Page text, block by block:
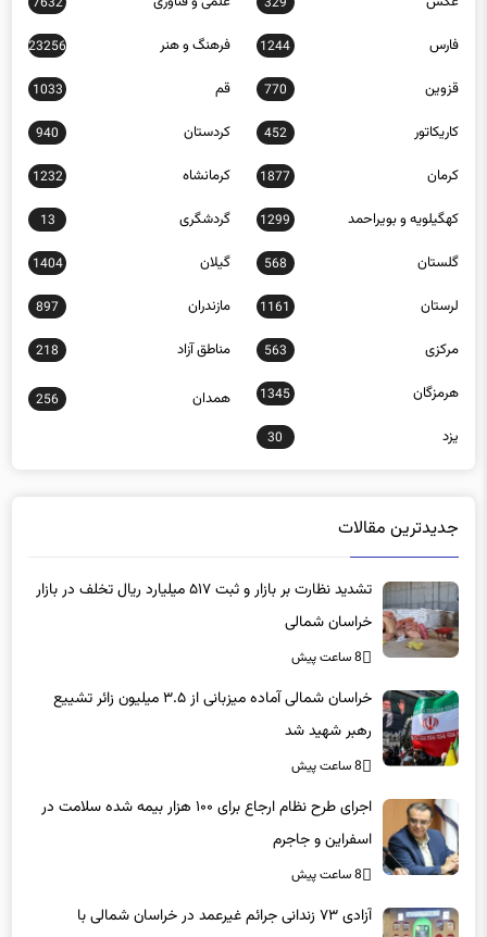
فارس 1244 فرهنگ و هنر 23256
قزوین 770 قم 1033
کاریکاتور 452 کردستان 940
کرمان 1877 کرمانشاه 1232
کهگیلویه و بویراحمد 1299 گردشگری 13
گلستان 568 گیلان 1404
لرستان 1161 مازندران 897
مرکزی 563 مناطق آزاد 218
هرمزگان 1345
256
یزد 30
خراسان شمالی
8 ساعت پیش
رهبر شهید شد
8 ساعت پیش
اسفراین و جاجرم
8 ساعت پیش
آزادی ۷۳ زندانی جرائم غیرعمد در خراسان شمالی با
مشارکت خیران و شکات